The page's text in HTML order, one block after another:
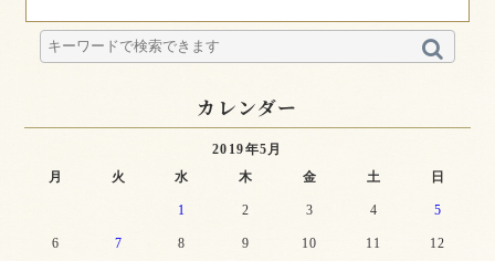
カレンダー
2019年5月
月
火 水 木 金 土 日
1 2 3 4 5
6 7 8 9 10 11 12